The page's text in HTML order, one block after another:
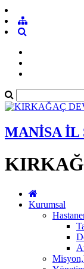
MANİSA İL
Kurumsal